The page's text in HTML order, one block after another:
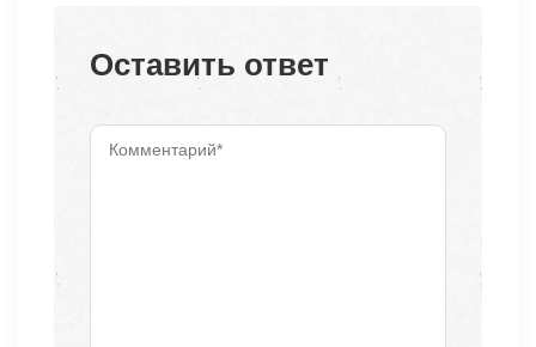
Оставить ответ